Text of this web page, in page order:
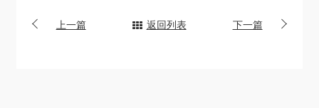
上一篇 返回列表 下一篇